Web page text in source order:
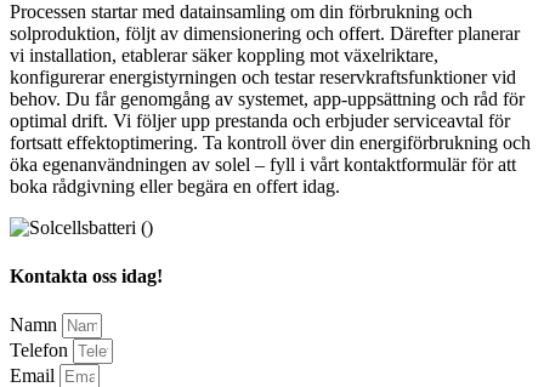
Processen startar med datainsamling om din förbrukning och
solproduktion, följt av dimensionering och offert. Därefter planerar
vi installation, etablerar säker koppling mot växelriktare,
konfigurerar energistyrningen och testar reservkraftsfunktioner vid
behov. Du får genomgång av systemet, app-uppsättning och råd för
optimal drift. Vi följer upp prestanda och erbjuder serviceavtal för
fortsatt effektoptimering. Ta kontroll över din energiförbrukning och
öka egenanvändningen av solel – fyll i vårt kontaktformulär för att
boka rådgivning eller begära en offert idag.
Kontakta oss idag!
Namn
Telefon
Email